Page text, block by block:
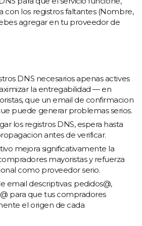
con los registros faltantes (Nombre,
agregar en tu proveedor de
DNS necesarios apenas actives
la entregabilidad — en
que un email de confirmacion
puede generar problemas serios.
los registros DNS, espera hasta
antes de verificar.
mejora significativamente la
mayoristas y refuerza
como proveedor serio.
email descriptivas: pedidos@,
para que tus compradores
el origen de cada